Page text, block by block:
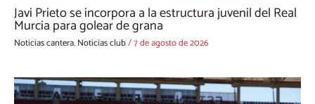
Javi Prieto se incorpora a la estructura juvenil del Real
Murcia para golear de grana
Noticias cantera,Noticias club/7 de agosto de 2026